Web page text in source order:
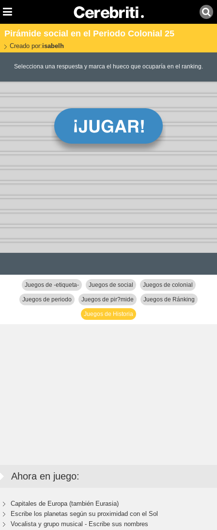
Pirámide social en el Periodo Colonial 25
Creado por:isabelh
Selecciona una respuesta y marca el hueco que ocuparía en el ranking.
Juegos de -etiqueta- Juegos de social Juegos de colonial
Juegos de periodo Juegos de pir?mide Juegos de Ránking
Juegos de Historia
Ahora en juego:
Capitales de Europa (también Eurasia)
Escribe los planetas según su proximidad con el Sol
Vocalista y grupo musical - Escribe sus nombres